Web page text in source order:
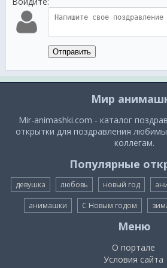
Отправить
Мир
Mir-animashki.com - каталог
открытки для поздравления
коллегам.
Популярные
девушка любовь новый год
анимашки С Новым годом
Меню
О портале
Условия сайта